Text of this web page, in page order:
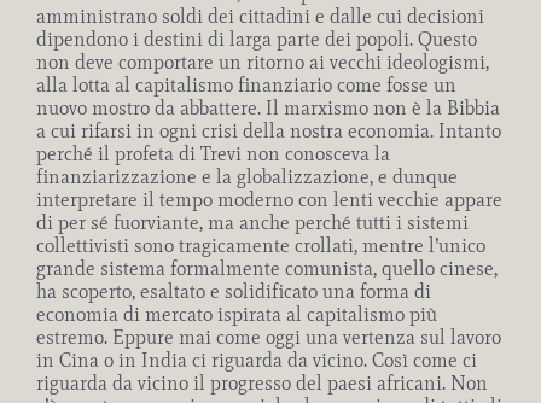
amministrano soldi dei cittadini e dalle cui decisioni
dipendono i destini di larga parte dei popoli. Questo
non deve comportare un ritorno ai vecchi ideologismi,
alla lotta al capitalismo finanziario come fosse un
nuovo mostro da abbattere. Il marxismo non è la Bibbia
a cui rifarsi in ogni crisi della nostra economia. Intanto
perché il profeta di Trevi non conosceva la
finanziarizzazione e la globalizzazione, e dunque
interpretare il tempo moderno con lenti vecchie appare
di per sé fuorviante, ma anche perché tutti i sistemi
collettivisti sono tragicamente crollati, mentre l’unico
grande sistema formalmente comunista, quello cinese,
ha scoperto, esaltato e solidificato una forma di
economia di mercato ispirata al capitalismo più
estremo. Eppure mai come oggi una vertenza sul lavoro
in Cina o in India ci riguarda da vicino. Così come ci
riguarda da vicino il progresso del paesi africani. Non